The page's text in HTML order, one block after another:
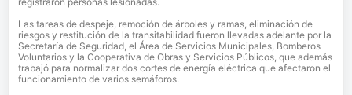
Las tareas de despeje, remoción de árboles y ramas, eliminación de
riesgos y restitución de la transitabilidad fueron llevadas adelante por la
Secretaría de Seguridad, el Área de Servicios Municipales, Bomberos
Voluntarios y la Cooperativa de Obras y Servicios Públicos, que además
trabajó para normalizar dos cortes de energía eléctrica que afectaron el
funcionamiento de varios semáforos.